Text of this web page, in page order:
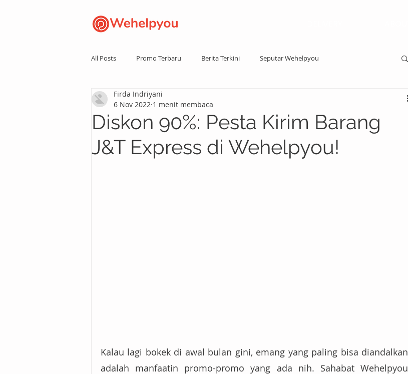
All Posts Promo Terbaru Berita Terkini Seputar Wehelpyou
Diskon 90%: Pesta Kirim Barang
J&T Express di Wehelpyou!
Firda Indriyani
6 Nov 2022 1 menit membaca
Kalau lagi bokek di awal bulan gini, emang yang paling bisa diandalkan
adalah manfaatin promo-promo yang ada nih. Sahabat Wehelpyou